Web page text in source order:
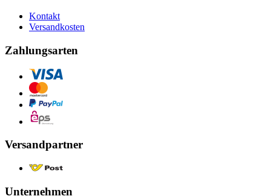
Kontakt
Versandkosten
Zahlungsarten
Versandpartner
Unternehmen